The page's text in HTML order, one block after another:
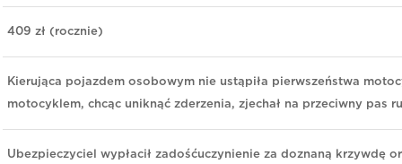
409 zł (rocznie)
Kierująca pojazdem osobowym nie ustąpiła pierwszeństwa
motocyklem, chcąc uniknąć zderzenia, zjechał na przeciwny pas
Ubezpieczyciel wypłacił zadośćuczynienie za doznaną krzywdę